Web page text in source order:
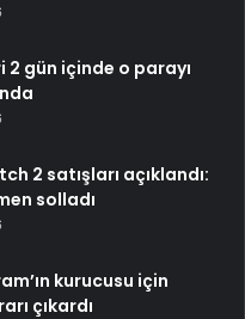
gün içinde o parayı
2 satışları açıklandı:
solladı
kurucusu için
çıkardı